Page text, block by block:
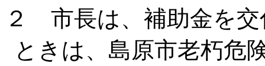
２ 市長は、補助金を
ときは、島原市老朽危